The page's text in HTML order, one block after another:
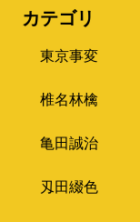
カテゴリ
東京事変
椎名林檎
亀田誠治
刄田綴色